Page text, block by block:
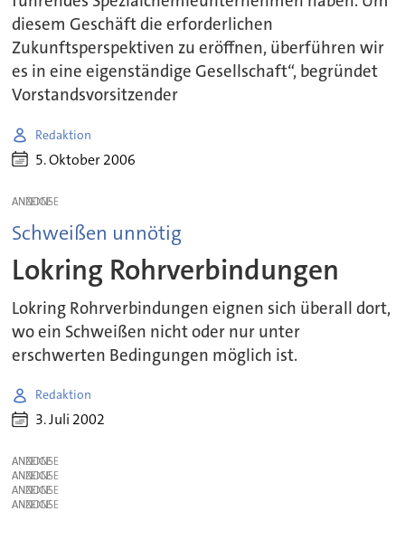
diesem Geschäft die erforderlichen
Zukunftsperspektiven zu eröffnen, überführen wir
es in eine eigenständige Gesellschaft“, begründet
Vorstandsvorsitzender
Redaktion
5. Oktober 2006
ANZEIGE
Schweißen unnötig
Lokring Rohrverbindungen
Lokring Rohrverbindungen eignen sich überall dort,
wo ein Schweißen nicht oder nur unter
erschwerten Bedingungen möglich ist.
Redaktion
3. Juli 2002
ANZEIGE
ANZEIGE
ANZEIGE
ANZEIGE